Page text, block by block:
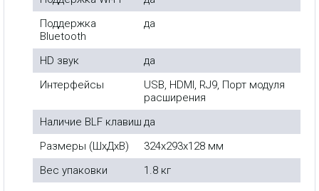
Поддержка
Bluetooth
да
HD звук
да
Интерфейсы
USB, HDMI, RJ9, Порт модуля
расширения
Наличие BLF клавиш да
Размеры (ШxДxВ)
324x293x128 мм
Вес упаковки
1.8 кг